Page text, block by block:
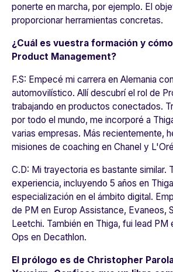
ponerte en marcha, por ejemplo. El
proporcionar herramientas concretas.
¿Cuál es vuestra formación y
Product Management?
F.S: Empecé mi carrera en Alemania
automovilístico. Allí descubrí el rol de
trabajando en productos conectados.
por todo el mundo, me incorporé a
varias empresas. Más recientemente,
misiones de coaching en Chanel y
C.D: Mi trayectoria es bastante similar.
experiencia, incluyendo 5 años en Thiga
especialización en el ámbito digital.
de PM en Europ Assistance, Evaneos,
Leetchi. También en Thiga, fui lead PM
Ops en Decathlon.
El prólogo es de Christopher